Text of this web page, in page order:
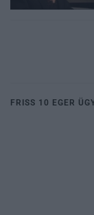
FRISS 10 EGER